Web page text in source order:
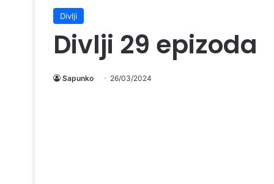
Divlji
Divlji 29 epizoda
Sapunko 26/03/2024